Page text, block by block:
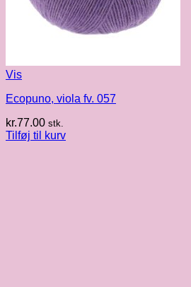
Vis
Ecopuno, viola fv. 057
kr.77.00 stk.
Tilføj til kurv